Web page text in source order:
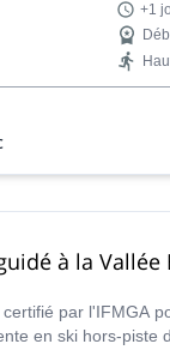
+1
à la Vallée
par l'IFMGA
en ski hors-piste